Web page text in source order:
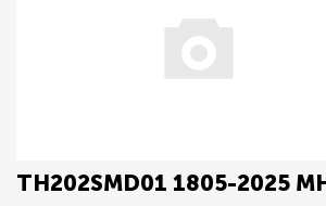
TH202SMD01 1805-2025